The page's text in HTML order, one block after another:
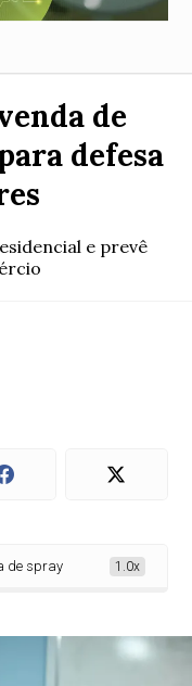
de
defesa
e prevê
de pimenta para defesa
1.0x